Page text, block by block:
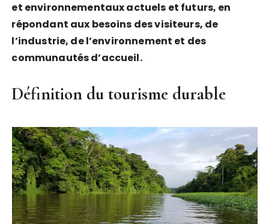
et environnementaux actuels et futurs, en
répondant aux besoins des visiteurs, de
l’industrie, de l’environnement et des
communautés d’accueil.
Définition du tourisme durable